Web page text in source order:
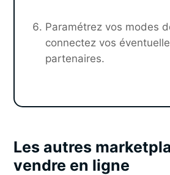
Paramétrez vos modes
connectez vos
partenaires.
Les autres
vendre en ligne